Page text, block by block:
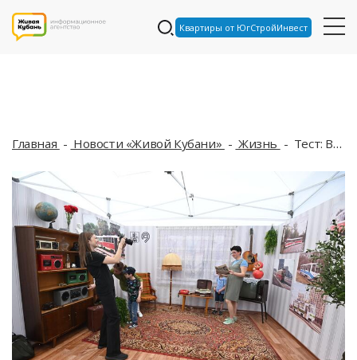
Квартиры от ЮгСтройИнвест
Главная Новости «Живой Кубани» Жизнь Тест: Вспомните названия предметов советской мебели из СССР без единой ошибки? Вас ждут 9 вопросов